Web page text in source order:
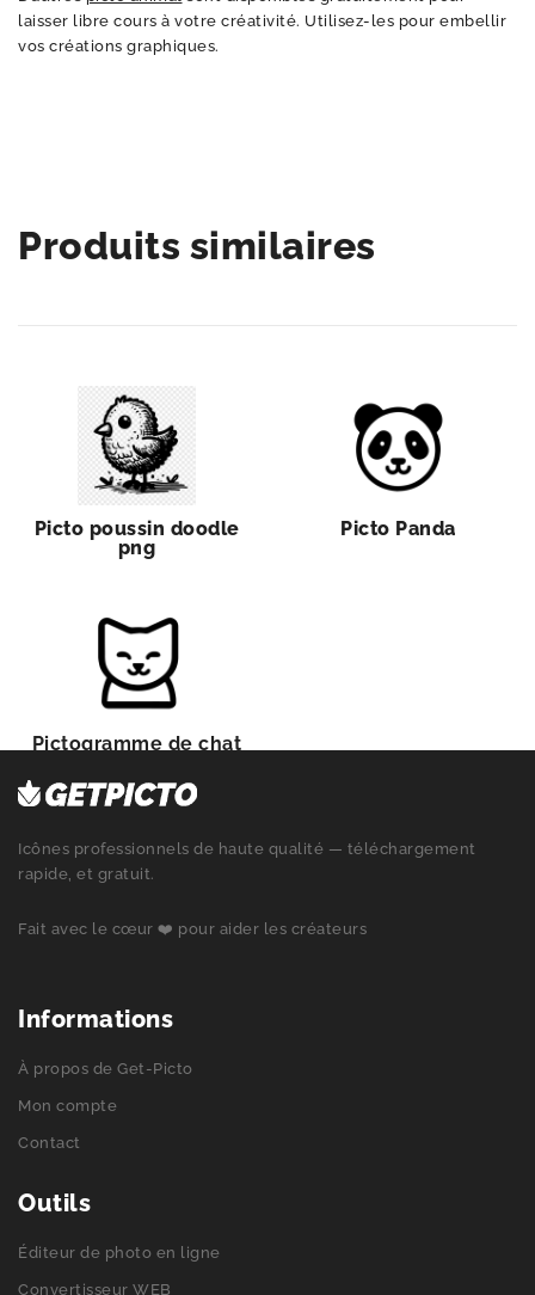
laisser libre cours à votre créativité. Utilisez-les pour embellir
vos créations graphiques.
Produits similaires
Picto poussin doodle
png
Picto Panda
Pictogramme de chat
Icônes professionnels de haute qualité — téléchargement
rapide, et gratuit.
Fait avec le cœur ❤️ pour aider les créateurs
Informations
À propos de Get-Picto
Mon compte
Contact
Outils
Éditeur de photo en ligne
Convertisseur WEB